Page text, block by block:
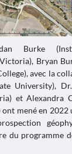
Burke
Bryan
avec la
University),
et Alexandra
mené en 2022
du programme